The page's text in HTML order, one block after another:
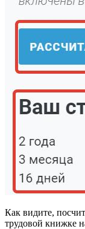
Как видите,
трудовой книжке